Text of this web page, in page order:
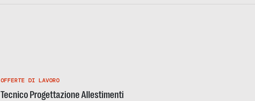
OFFERTE DI LAVORO
Tecnico Progettazione Allestimenti